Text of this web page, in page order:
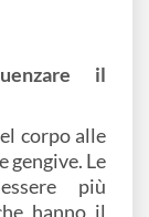
il
corpo alle
gengive. Le
più
hanno il